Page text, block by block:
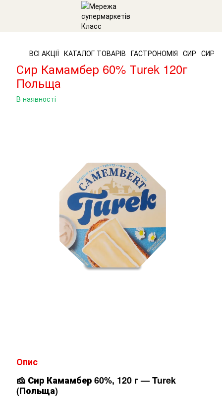
ВСІ АКЦІЇ КАТАЛОГ ТОВАРІВ ГАСТРОНОМІЯ СИР СИР
Сир Камамбер 60% Тurek 120г
Польща
В наявності
Опис
🧀 Сир Камамбер 60%, 120 г — Turek
(Польща)